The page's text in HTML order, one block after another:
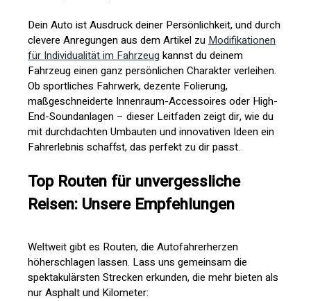
Dein Auto ist Ausdruck deiner Persönlichkeit, und durch
clevere Anregungen aus dem Artikel zu Modifikationen
für Individualität im Fahrzeug kannst du deinem
Fahrzeug einen ganz persönlichen Charakter verleihen.
Ob sportliches Fahrwerk, dezente Folierung,
maßgeschneiderte Innenraum-Accessoires oder High-
End-Soundanlagen – dieser Leitfaden zeigt dir, wie du
mit durchdachten Umbauten und innovativen Ideen ein
Fahrerlebnis schaffst, das perfekt zu dir passt.
Top Routen für unvergessliche
Reisen: Unsere Empfehlungen
Weltweit gibt es Routen, die Autofahrerherzen
höherschlagen lassen. Lass uns gemeinsam die
spektakulärsten Strecken erkunden, die mehr bieten als
nur Asphalt und Kilometer: